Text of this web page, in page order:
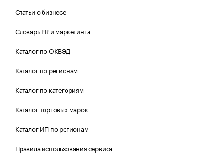
Статьи о бизнесе
Словарь PR и маркетинга
Каталог по ОКВЭД
Каталог по регионам
Каталог по категориям
Каталог торговых марок
Каталог ИП по регионам
Правила использования сервиса